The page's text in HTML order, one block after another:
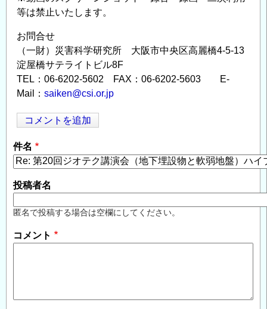
等は禁止いたします。
お問合せ
（一財）災害科学研究所 大阪市中央区高麗橋4-5-13
淀屋橋サテライトビル8F
TEL：06-6202-5602 FAX：06-6202-5603 E-
Mail： saiken@csi.or.jp
コメントを追加
件名
投稿者名
匿名で投稿する場合は空欄にしてください。
コメント